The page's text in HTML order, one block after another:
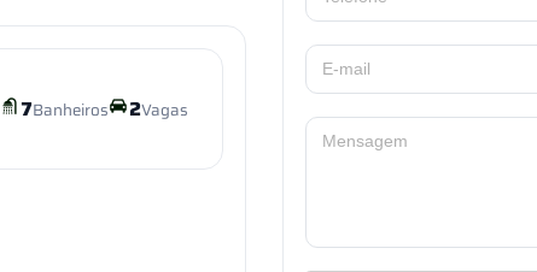
7Banheiros 2Vagas